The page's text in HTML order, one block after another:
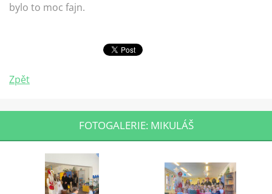
bylo to moc fajn.
Zpět
FOTOGALERIE: MIKULÁŠ